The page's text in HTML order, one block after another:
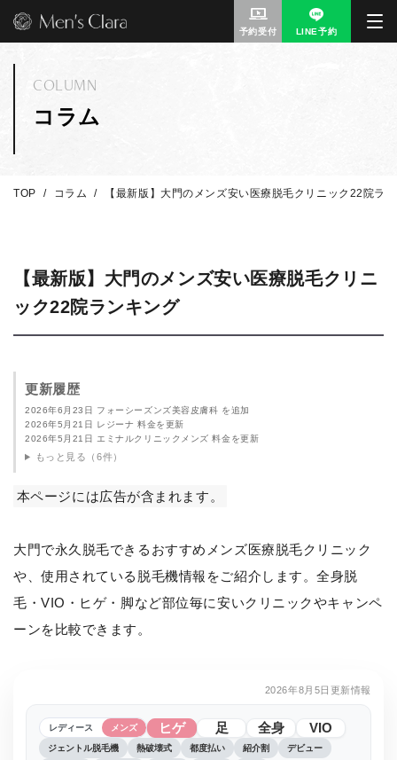
予約受付 LINE予約
コラム
COLUMN
TOP コラム 【最新版】大門のメンズ安い医療脱毛クリニック22院ラ
【最新版】大門のメンズ安い医療脱毛クリニ
ック22院ランキング
更新履歴
2026年6月23日 フォーシーズンズ美容皮膚科 を追加
2026年5月21日 レジーナ 料金を更新
2026年5月21日 エミナルクリニックメンズ 料金を更新
もっと見る（6件）
本ページには広告が含まれます。
大門で永久脱毛できるおすすめメンズ医療脱毛クリニック
や、使用されている脱毛機情報をご紹介します。全身脱
毛・VIO・ヒゲ・脚など部位毎に安いクリニックやキャンペ
ーンを比較できます。
2026年8月5日更新情報
レディース メンズ ヒゲ 足 全身 VIO
ジェントル脱毛機 熱破壊式 都度払い 紹介割 デビュー